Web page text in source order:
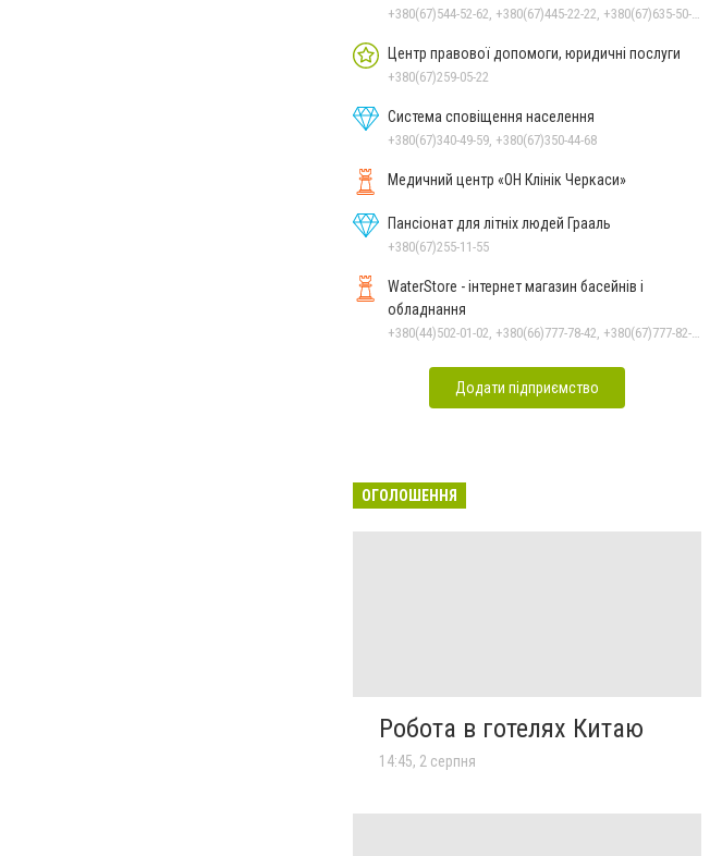
+380(67)544-52-62, +380(67)445-22-22, +380(67)635-50-50
Центр правової допомоги, юридичні послуги
+380(67)259-05-22
Система сповіщення населення
+380(67)340-49-59, +380(67)350-44-68
Медичний центр «ОН Клінік Черкаси»
Пансіонат для літніх людей Грааль
+380(67)255-11-55
WaterStore - інтернет магазин басейнів і
обладнання
+380(44)502-01-02, +380(66)777-78-42, +380(67)777-82-19, +380(67)890-80-80, +380(73)890-80-80, +380(44)502-01-03
Додати підприємство
ОГОЛОШЕННЯ
Робота в готелях Китаю
14:45, 2 серпня